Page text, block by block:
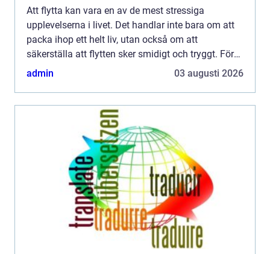
Att flytta kan vara en av de mest stressiga
upplevelserna i livet. Det handlar inte bara om att
packa ihop ett helt liv, utan också om att
säkerställa att flytten sker smidigt och tryggt. För
dem som befinner sig i Jönkö...
admin 03 augusti 2026